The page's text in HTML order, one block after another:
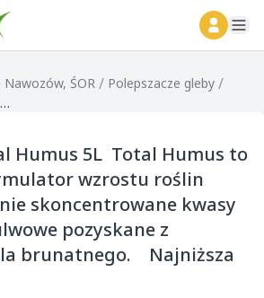
Nawozów, ŚOR / Polepszacze gleby /
Sprzedam Total Humus 5L Total Humus to organiczny stymulator wzrostu roślin zawierający silnie skoncentrowane kwasy humusowe i fulwowe pozyskane z ekstraktu węgla brunatnego. Najniższa cena...
Humus 5L Total Humus to
wzrostu roślin
skoncentrowane kwasy
pozyskane z
brunatnego. Najniższa